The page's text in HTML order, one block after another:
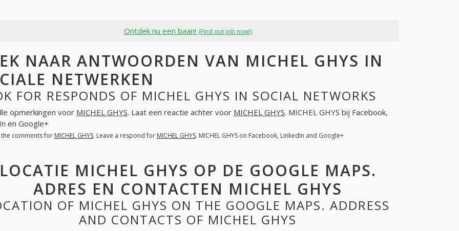
Ontdek nu een baan! (Find out job now!)
NAAR ANTWOORDEN VAN MICHEL GHYS IN
NETWERKEN
FOR RESPONDS OF MICHEL GHYS IN SOCIAL NETWORKS
opmerkingen voor MICHEL GHYS. Laat een reactie achter voor MICHEL GHYS. MICHEL GHYS bij Facebook,
en Google+
the comments for MICHEL GHYS. Leave a respond for MICHEL GHYS. MICHEL GHYS on Facebook, LinkedIn and Google+
MICHEL GHYS OP DE GOOGLE MAPS.
ADRES EN CONTACTEN MICHEL GHYS
OF MICHEL GHYS ON THE GOOGLE MAPS. ADDRESS
AND CONTACTS OF MICHEL GHYS